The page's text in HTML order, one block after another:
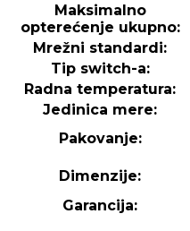
Maksimalno
opterećenje ukupno:
Mrežni standardi:
Tip switch-a:
Radna temperatura:
Jedinica mere:
Pakovanje:
Dimenzije:
Garancija: